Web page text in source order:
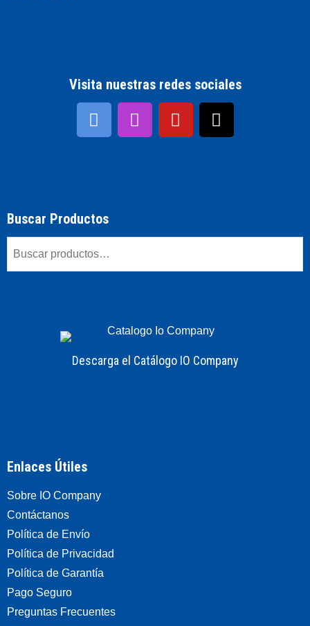
Visita nuestras redes sociales
Buscar Productos
Descarga el Catálogo IO Company
Enlaces Útiles
Sobre IO Company
Contáctanos
Política de Envío
Política de Privacidad
Política de Garantía
Pago Seguro
Preguntas Frecuentes